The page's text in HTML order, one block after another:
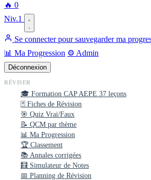
🔥 0
Niv.1
Se connecter pour sauvegarder ma
📊 Ma Progression ⚙️ Admin
Déconnexion
RÉVISER
🎓 Formation CAP AEPE 37 leçons
🃏 Fiches de Révision
🎯 Quiz Vrai/Faux
📝 QCM par thème
📊 Ma Progression
🏆 Classement
📚 Annales corrigées
🧮 Simulateur de Notes
📅 Planning de Révision